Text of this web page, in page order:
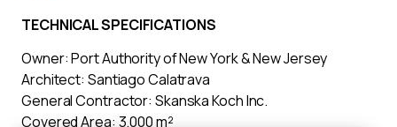
TECHNICAL SPECIFICATIONS
Owner: Port Authority of New York & New Jersey
Architect: Santiago Calatrava
General Contractor: Skanska Koch Inc.
Covered Area: 3,000 m²